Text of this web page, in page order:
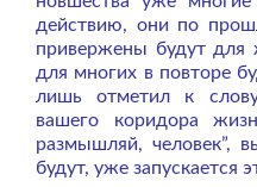
действию, они по
привержены будут для
для многих в повторе
лишь отметил к
вашего коридора
размышляй, человек”,
будут, уже запускается